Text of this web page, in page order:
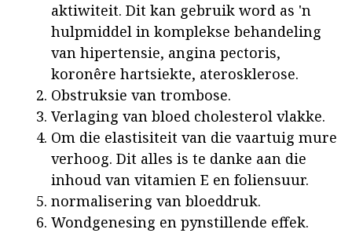
aktiwiteit. Dit kan gebruik word as 'n
hulpmiddel in komplekse behandeling
van hipertensie, angina pectoris,
koronêre hartsiekte, aterosklerose.
Obstruksie van trombose.
Verlaging van bloed cholesterol vlakke.
Om die elastisiteit van die vaartuig mure
verhoog. Dit alles is te danke aan die
inhoud van vitamien E en foliensuur.
normalisering van bloeddruk.
Wondgenesing en pynstillende effek.